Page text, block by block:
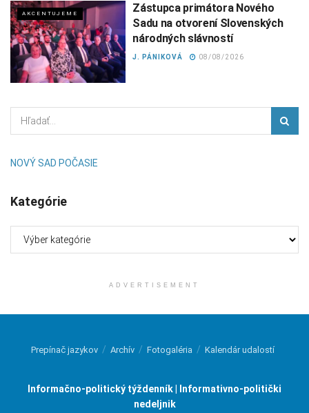
AKCENTUJEME
Zástupca primátora Nového
Sadu na otvorení Slovenských
národných slávností
J. PÁNIKOVÁ 08/08/2026
NOVÝ SAD POČASIE
Kategórie
ADVERTISEMENT
Prepínač jazykov Archív Fotogaléria Kalendár udalostí
Informačno-politický týždenník | Informativno-politički
nedeljnik